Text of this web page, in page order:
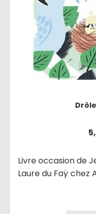
Livre occasion de
Laure du Faÿ chez